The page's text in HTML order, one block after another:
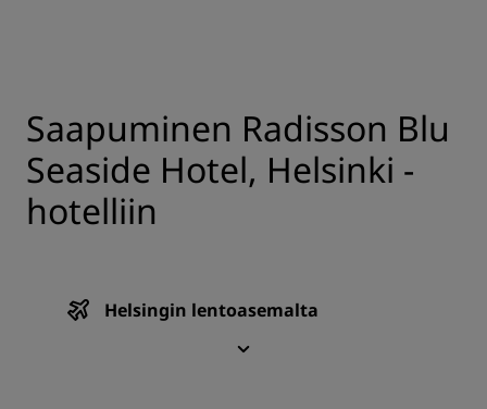
Saapuminen Radisson Blu
Seaside Hotel, Helsinki -
hotelliin
Helsingin lentoasemalta